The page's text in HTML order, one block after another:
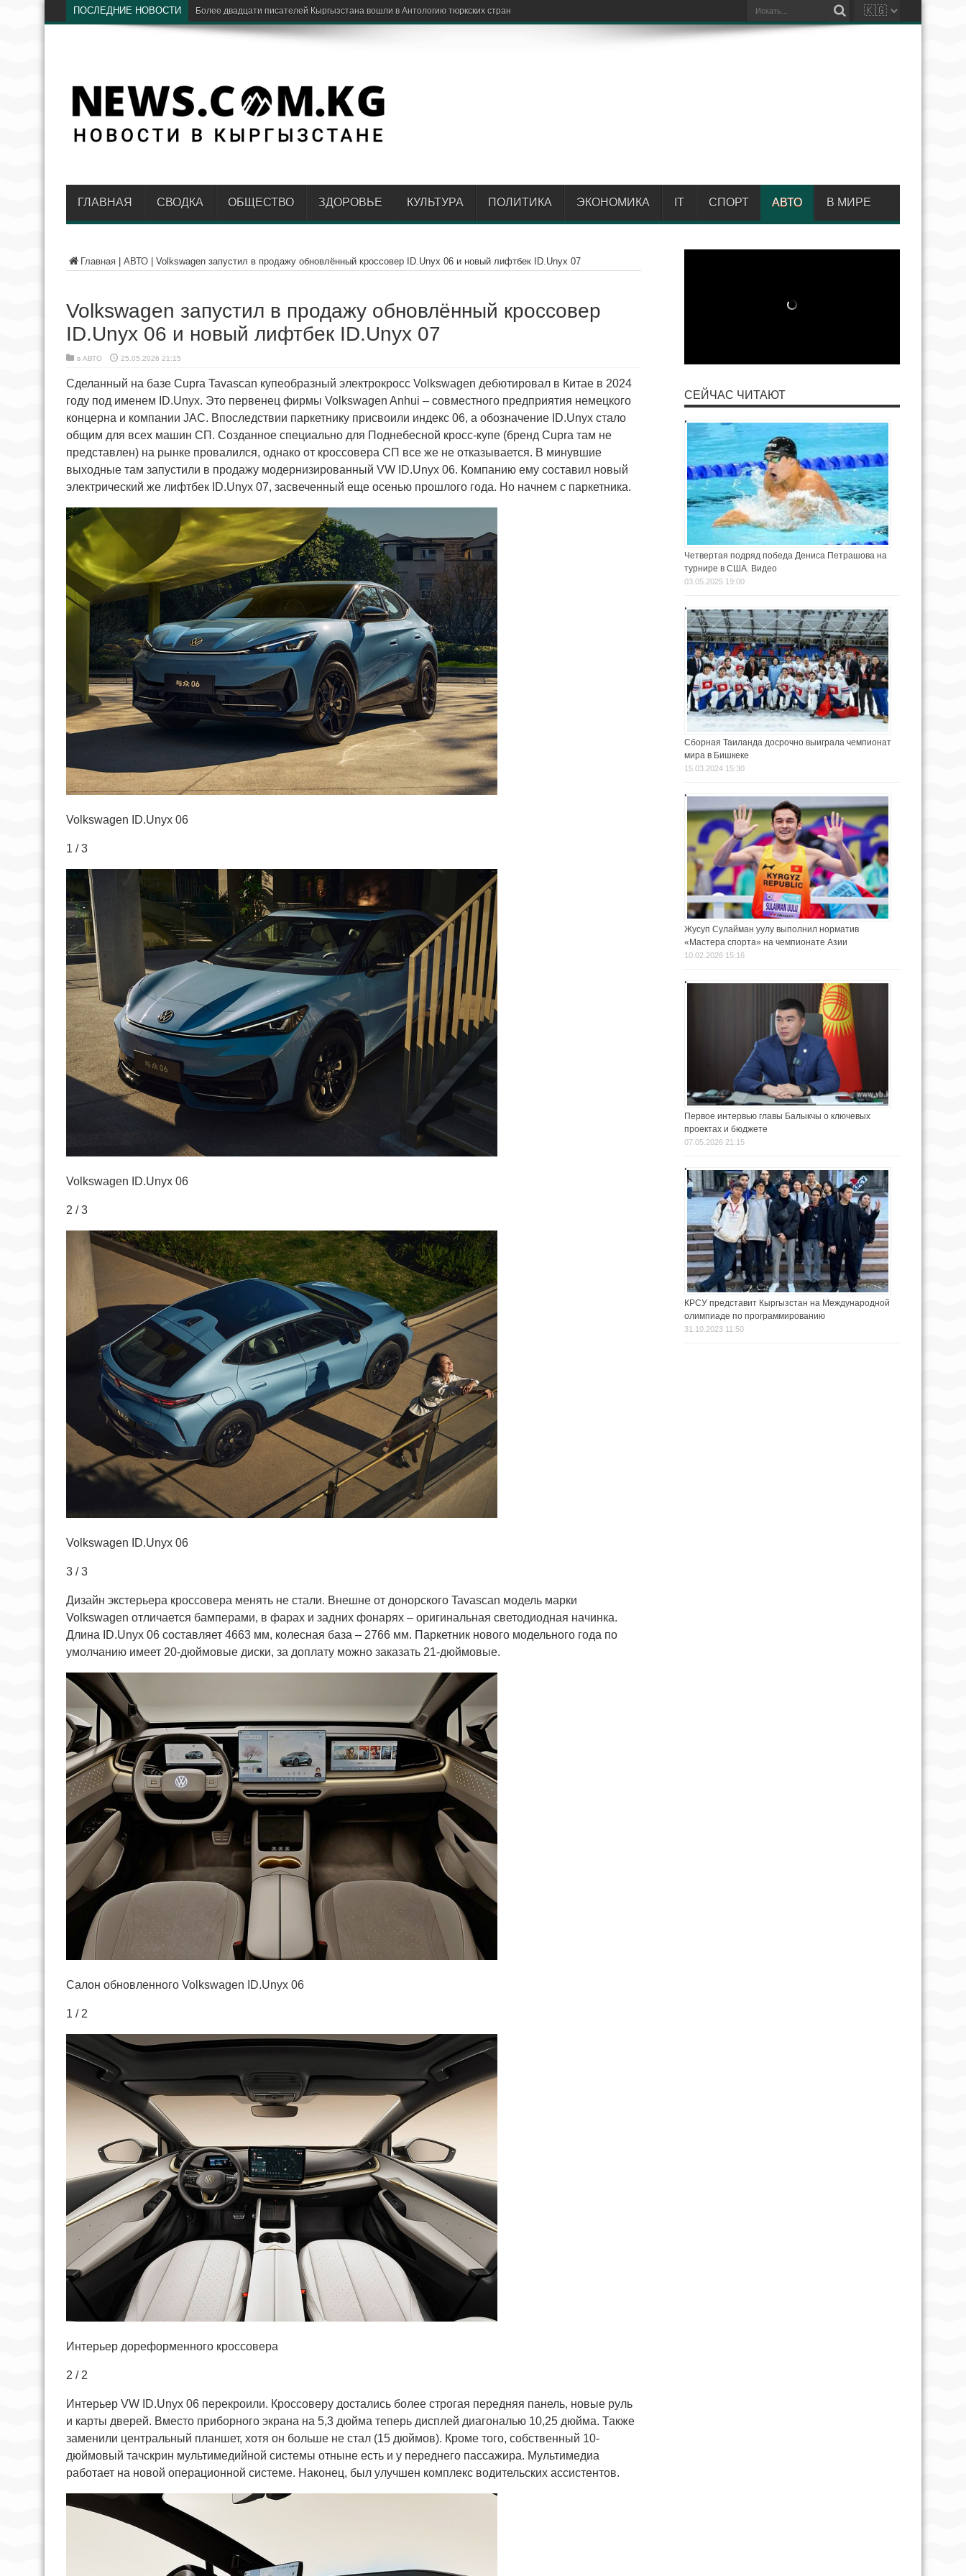
ПОСЛЕДНИЕ НОВОСТИ «Дордой» и «Мурас Юнайтед» стартуют в квалифик
ГЛАВНАЯ СВОДКА ОБЩЕСТВО ЗДОРОВЬЕ КУЛЬТУРА ПОЛИТИКА ЭКОНОМИКА IT СПОРТ АВТО В МИРЕ
Главная АВТО Volkswagen запустил в продажу обновлённый кроссовер ID.Unyx 06 и новый лифтбек ID.Unyx 07
Volkswagen запустил в продажу обновлённый кроссовер
ID.Unyx 06 и новый лифтбек ID.Unyx 07
в АВТО 25.05.2026 21:15
Сделанный на базе Cupra Tavascan купеобразный электрокросс Volkswagen дебютировал в Китае в 2024
году под именем ID.Unyx. Это первенец фирмы Volkswagen Anhui – совместного предприятия немецкого
концерна и компании JAC. Впоследствии паркетнику присвоили индекс 06, а обозначение ID.Unyx стало
общим для всех машин СП. Созданное специально для Поднебесной кросс-купе (бренд Cupra там не
представлен) на рынке провалился, однако от кроссовера СП все же не отказывается. В минувшие
выходные там запустили в продажу модернизированный VW ID.Unyx 06. Компанию ему составил новый
электрический же лифтбек ID.Unyx 07, засвеченный еще осенью прошлого года. Но начнем с паркетника.
Volkswagen ID.Unyx 06
1 / 3
Volkswagen ID.Unyx 06
2 / 3
Volkswagen ID.Unyx 06
3 / 3
Дизайн экстерьера кроссовера менять не стали. Внешне от донорского Tavascan модель марки
Volkswagen отличается бамперами, в фарах и задних фонарях – оригинальная светодиодная начинка.
Длина ID.Unyx 06 составляет 4663 мм, колесная база – 2766 мм. Паркетник нового модельного года по
умолчанию имеет 20-дюймовые диски, за доплату можно заказать 21-дюймовые.
Салон обновленного Volkswagen ID.Unyx 06
1 / 2
Интерьер дореформенного кроссовера
2 / 2
Интерьер VW ID.Unyx 06 перекроили. Кроссоверу достались более строгая передняя панель, новые руль
и карты дверей. Вместо приборного экрана на 5,3 дюйма теперь дисплей диагональю 10,25 дюйма. Также
заменили центральный планшет, хотя он больше не стал (15 дюймов). Кроме того, собственный 10-
дюймовый тачскрин мультимедийной системы отныне есть и у переднего пассажира. Мультимедиа
работает на новой операционной системе. Наконец, был улучшен комплекс водительских ассистентов.
СЕЙЧАС ЧИТАЮТ
Четвертая подряд победа Дениса Петрашова на
турнире в США. Видео
03.05.2025 19:00
Сборная Таиланда досрочно выиграла чемпионат
мира в Бишкеке
15.03.2024 15:30
Жусуп Сулайман уулу выполнил норматив
«Мастера спорта» на чемпионате Азии
10.02.2026 15:16
Первое интервью главы Балыкчы о ключевых
проектах и бюджете
07.05.2026 21:15
КРСУ представит Кыргызстан на Международной
олимпиаде по программированию
31.10.2023 11:50